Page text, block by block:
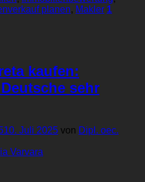
planen, Makler 1
kaufen:
sehr
10. Juli 2025 von Dipl. oec.